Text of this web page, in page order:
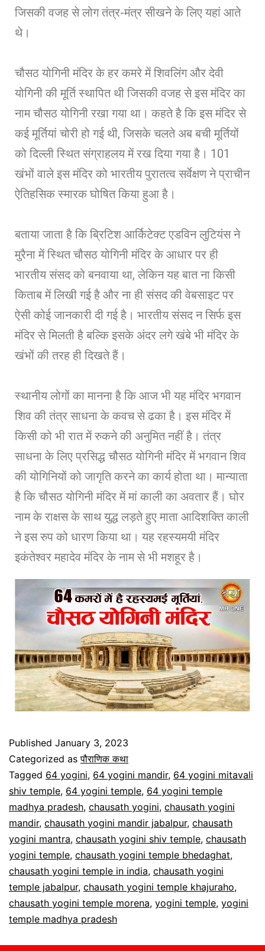
जिसकी वजह से लोग तंत्र-मंत्र सीखने के लिए यहां आते
थे।
चौसठ योगिनी मंदिर के हर कमरे में शिवलिंग और देवी
योगिनी की मूर्ति स्थापित थी जिसकी वजह से इस मंदिर का
नाम चौसठ योगिनी रखा गया था। कहते है कि इस मंदिर से
कई मूर्तियां चोरी हो गई थी, जिसके चलते अब बची मूर्तियों
को दिल्ली स्थित संग्राहलय में रख दिया गया है। 101
खंभों वाले इस मंदिर को भारतीय पुरातत्व सर्वेक्षण ने प्राचीन
ऐतिहसिक स्मारक घोषित किया हुआ है।
बताया जाता है कि ब्रिटिश आर्किटेक्ट एडविन लुटियंस ने
मुरैना में स्थित चौसठ योगिनी मंदिर के आधार पर ही
भारतीय संसद को बनवाया था, लेकिन यह बात ना किसी
किताब में लिखी गई है और ना ही संसद की वेबसाइट पर
ऐसी कोई जानकारी दी गई है। भारतीय संसद न सिर्फ इस
मंदिर से मिलती है बल्कि इसके अंदर लगे खंबे भी मंदिर के
खंभों की तरह ही दिखते हैं।
स्थानीय लोगों का मानना है कि आज भी यह मंदिर भगवान
शिव की तंत्र साधना के कवच से ढका है। इस मंदिर में
किसी को भी रात में रुकने की अनुमित नहीं है। तंत्र
साधना के लिए प्रसिद्ध चौसठ योगिनी मंदिर में भगवान शिव
की योगिनियों को जागृति करने का कार्य होता था। मान्याता
है कि चौसठ योगिनी मंदिर में मां काली का अवतार हैं। घोर
नाम के राक्षस के साथ युद्ध लड़ते हुए माता आदिशक्ति काली
ने इस रुप को धारण किया था। यह रहस्यमयी मंदिर
इकंतेश्वर महादेव मंदिर के नाम से भी मशहूर है।
Published January 3, 2023
Categorized asपौराणिक कथा
Tagged 64 yogini, 64 yogini mandir, 64 yogini mitavali
shiv temple, 64 yogini temple, 64 yogini temple
madhya pradesh, chausath yogini, chausath yogini
mandir, chausath yogini mandir jabalpur, chausath
yogini mantra, chausath yogini shiv temple, chausath
yogini temple, chausath yogini temple bhedaghat,
chausath yogini temple in india, chausath yogini
temple jabalpur, chausath yogini temple khajuraho,
chausath yogini temple morena, yogini temple, yogini
temple madhya pradesh